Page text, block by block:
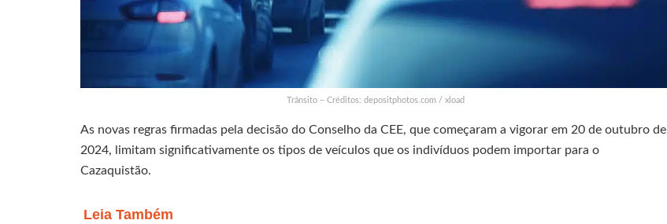
Trânsito – Créditos: depositphotos.com / xload
As novas regras firmadas pela decisão do Conselho da CEE, que começaram a vigorar em 20 de outubro de
2024, limitam significativamente os tipos de veículos que os indivíduos podem importar para o
Cazaquistão.
Leia Também